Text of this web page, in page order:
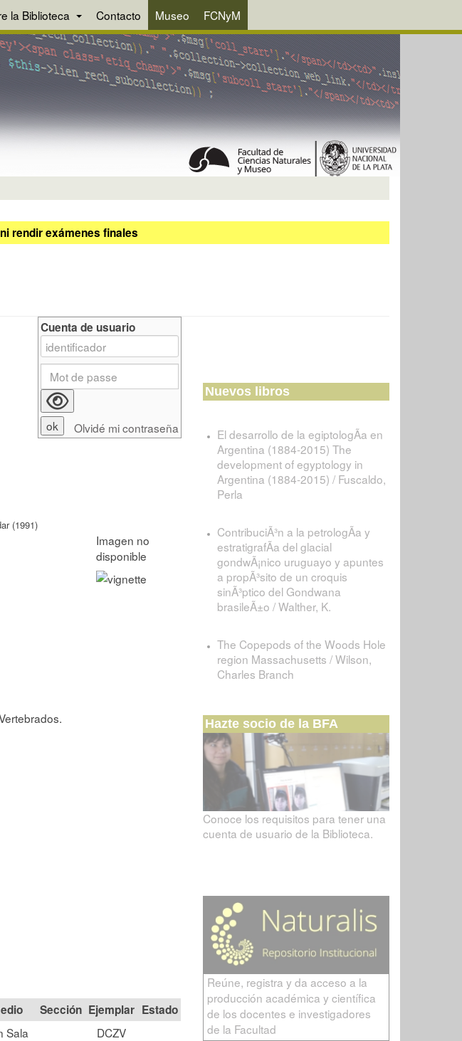
la Biblioteca Contacto Museo FCNyM
rendir exámenes finales
(1991)
Sección
Estado
Sala
DCZV
Cuenta de usuario
Olvidé mi contraseña
Nuevos libros
El desarrollo de la egiptologÃ­a en
Argentina (1884-2015) The
development of egyptology in
Argentina (1884-2015) / Fuscaldo,
Perla
ContribuciÃ³n a la petrologÃ­a y
estratigrafÃ­a del glacial
gondwÃ¡nico uruguayo y apuntes
a propÃ³sito de un croquis
sinÃ³ptico del Gondwana
brasileÃ±o / Walther, K.
The Copepods of the Woods Hole
region Massachusetts / Wilson,
Charles Branch
Hazte socio de la BFA
Conoce los requisitos para tener una
cuenta de usuario de la Biblioteca.
Reúne, registra y da acceso a la
producción académica y científica
de los docentes e investigadores
de la Facultad